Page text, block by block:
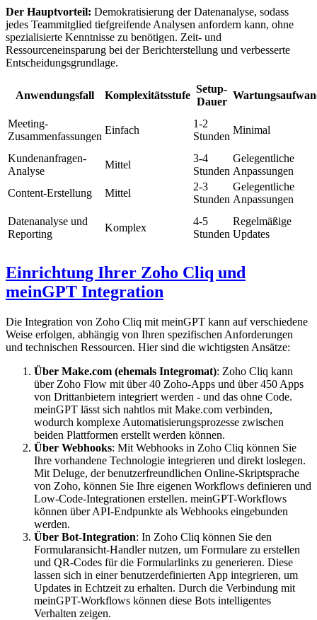
Der Hauptvorteil: Demokratisierung der Datenanalyse, sodass
jedes Teammitglied tiefgreifende Analysen anfordern kann, ohne
spezialisierte Kenntnisse zu benötigen. Zeit- und
Ressourceneinsparung bei der Berichterstellung und verbesserte
Entscheidungsgrundlage.
Anwendungsfall Komplexitätsstufe
Setup-
Dauer
Meeting-
Zusammenfassungen
Einfach
1-2
Stunden
Minimal
Kundenanfragen-
Analyse
Mittel
3-4
Stunden
Gelegentliche
Anpassungen
Content-Erstellung
Mittel
2-3
Stunden
Gelegentliche
Anpassungen
Datenanalyse und
Reporting
Komplex
4-5
Stunden
Regelmäßige
Updates
Einrichtung Ihrer Zoho Cliq und
meinGPT Integration
Die Integration von Zoho Cliq mit meinGPT kann auf verschiedene
Weise erfolgen, abhängig von Ihren spezifischen Anforderungen
und technischen Ressourcen. Hier sind die wichtigsten Ansätze:
Über Make.com (ehemals Integromat): Zoho Cliq kann
über Zoho Flow mit über 40 Zoho-Apps und über 450 Apps
von Drittanbietern integriert werden - und das ohne Code.
meinGPT lässt sich nahtlos mit Make.com verbinden,
wodurch komplexe Automatisierungsprozesse zwischen
beiden Plattformen erstellt werden können.
Über Webhooks: Mit Webhooks in Zoho Cliq können Sie
Ihre vorhandene Technologie integrieren und direkt loslegen.
Mit Deluge, der benutzerfreundlichen Online-Skriptsprache
von Zoho, können Sie Ihre eigenen Workflows definieren und
Low-Code-Integrationen erstellen. meinGPT-Workflows
können über API-Endpunkte als Webhooks eingebunden
werden.
Über Bot-Integration: In Zoho Cliq können Sie den
Formularansicht-Handler nutzen, um Formulare zu erstellen
und QR-Codes für die Formularlinks zu generieren. Diese
lassen sich in einer benutzerdefinierten App integrieren, um
Updates in Echtzeit zu erhalten. Durch die Verbindung mit
meinGPT-Workflows können diese Bots intelligentes
Verhalten zeigen.